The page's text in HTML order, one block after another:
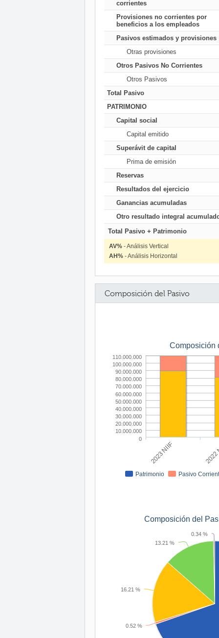
corrientes
Provisiones no corrientes por
beneficios a los empleados
Pasivos estimados y provisiones
Otras provisiones
Otros Pasivos No Corrientes
Otros Pasivos
Total Pasivo
PATRIMONIO
Capital social
Capital emitido
Superávit de capital
Prima de emisión
Reservas
Resultados del ejercicio
Ganancias acumuladas
Otro resultado integral
Total Pasivo + Patrimonio
AV% - Análisis Vertical
AH% - Análisis Horizontal
Composición del Pasivo
Composición
Patrimonio Pasivo
2023 NIIF
0
10.000.000
20.000.000
30.000.000
40.000.000
50.000.000
60.000.000
70.000.000
80.000.000
90.000.000
100.000.000
110.000.000
Composición del
0.52 %
16.21 %
13.21 %
0.34 %